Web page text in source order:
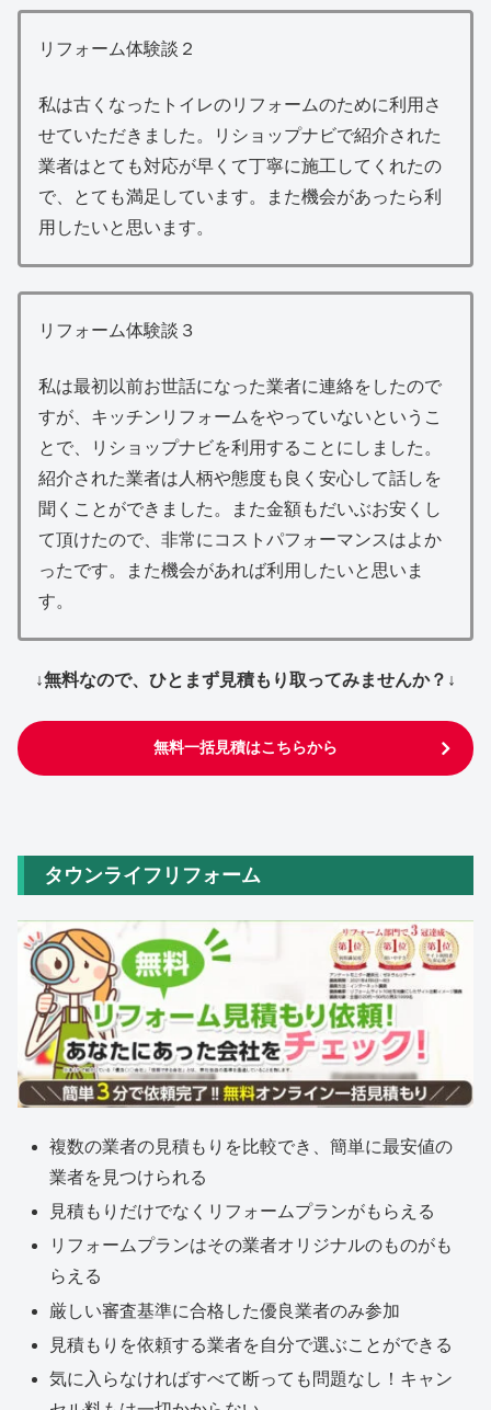
リフォーム体験談２
私は古くなったトイレのリフォームのために利用さ
せていただきました。リショップナビで紹介された
業者はとても対応が早くて丁寧に施工してくれたの
で、とても満足しています。また機会があったら利
用したいと思います。
リフォーム体験談３
私は最初以前お世話になった業者に連絡をしたので
すが、キッチンリフォームをやっていないというこ
とで、リショップナビを利用することにしました。
紹介された業者は人柄や態度も良く安心して話しを
聞くことができました。また金額もだいぶお安くし
て頂けたので、非常にコストパフォーマンスはよか
ったです。また機会があれば利用したいと思いま
す。
↓無料なので、ひとまず見積もり取ってみませんか？↓
無料一括見積はこちらから
タウンライフリフォーム
複数の業者の見積もりを比較でき、簡単に最安値の
業者を見つけられる
見積もりだけでなくリフォームプランがもらえる
リフォームプランはその業者オリジナルのものがも
らえる
厳しい審査基準に合格した優良業者のみ参加
見積もりを依頼する業者を自分で選ぶことができる
気に入らなければすべて断っても問題なし！キャン